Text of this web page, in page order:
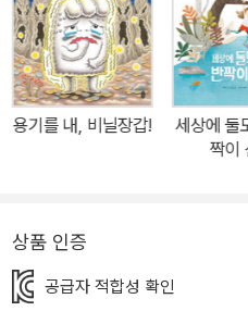
겨우 누었을 때, 가려운 등을 누가
이 쏟아지는 소나기를 보며 “시원
나오는 자신을 발견한 것입니다.
용기를 내, 비닐장갑!
세상에 둘
짝이
상품 인증
공급자 적합성 확인